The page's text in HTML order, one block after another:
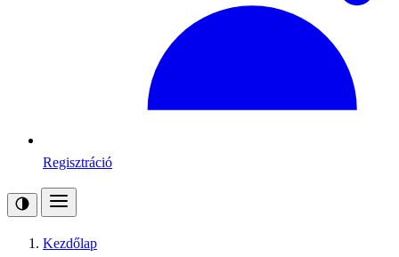
Regisztráció
Kezdőlap